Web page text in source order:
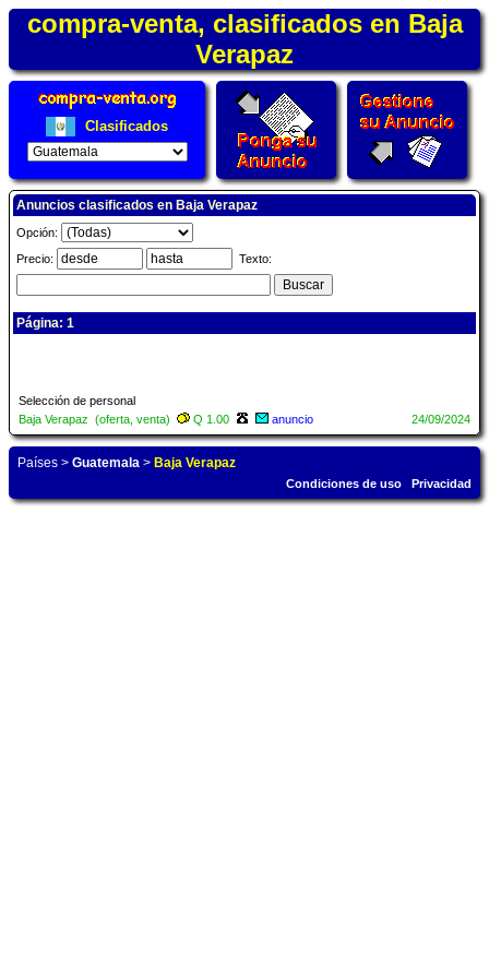
compra-venta, clasificados en Baja
Verapaz
Clasificados
Anuncios clasificados en Baja Verapaz
Opción:
Precio:
Texto:
Página: 1
Selección de personal
Baja Verapaz (oferta, venta)
Q 1.00 anuncio 24/09/2024
Países > Guatemala > Baja Verapaz
Condiciones de uso Privacidad